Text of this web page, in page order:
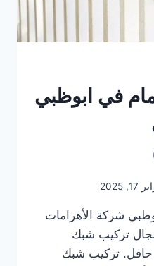
في ابوظبي
2025
شركة الأهرامات
تركيب شبك
حافل. تركيب شبك